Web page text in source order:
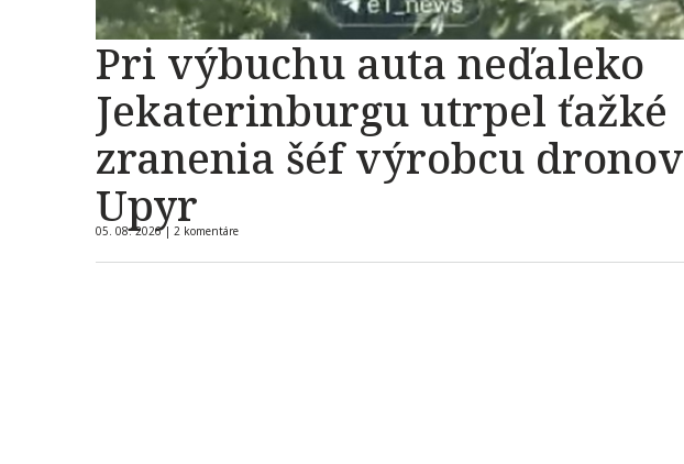
Pri výbuchu auta neďaleko
Jekaterinburgu utrpel ťažké
zranenia šéf výrobcu dronov
Upyr
05. 08. 2026 | 2 komentáre